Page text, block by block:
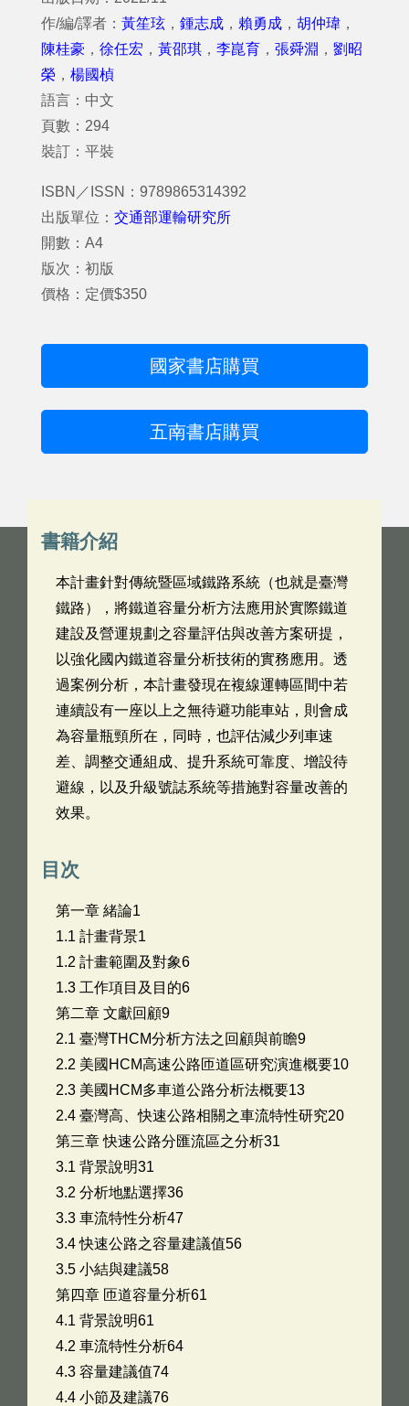
作/編/譯者： 黃笙玹 ， 鍾志成 ， 賴勇成 ， 胡仲瑋 ，
陳桂豪 ， 徐任宏 ， 黃邵琪 ， 李崑育 ， 張舜淵 ， 劉昭
榮 ， 楊國楨
語言：中文
頁數：294
裝訂：平裝
ISBN／ISSN：9789865314392
出版單位： 交通部運輸研究所
開數：A4
版次：初版
價格：定價$350
國家書店購買
五南書店購買
書籍介紹
本計畫針對傳統暨區域鐵路系統（也就是臺灣
鐵路），將鐵道容量分析方法應用於實際鐵道
建設及營運規劃之容量評估與改善方案研提，
以強化國內鐵道容量分析技術的實務應用。透
過案例分析，本計畫發現在複線運轉區間中若
連續設有一座以上之無待避功能車站，則會成
為容量瓶頸所在，同時，也評估減少列車速
差、調整交通組成、提升系統可靠度、增設待
避線，以及升級號誌系統等措施對容量改善的
效果。
目次
第一章 緒論1
1.1 計畫背景1
1.2 計畫範圍及對象6
1.3 工作項目及目的6
第二章 文獻回顧9
2.1 臺灣THCM分析方法之回顧與前瞻9
2.2 美國HCM高速公路匝道區研究演進概要10
2.3 美國HCM多車道公路分析法概要13
2.4 臺灣高、快速公路相關之車流特性研究20
第三章 快速公路分匯流區之分析31
3.1 背景說明31
3.2 分析地點選擇36
3.3 車流特性分析47
3.4 快速公路之容量建議值56
3.5 小結與建議58
第四章 匝道容量分析61
4.1 背景說明61
4.2 車流特性分析64
4.3 容量建議值74
4.4 小節及建議76